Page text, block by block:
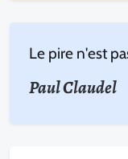
Le pire n'est
Paul Claudel